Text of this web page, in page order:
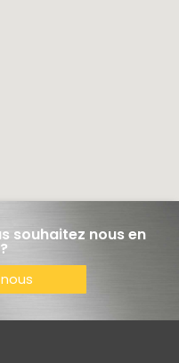
souhaitez nous en